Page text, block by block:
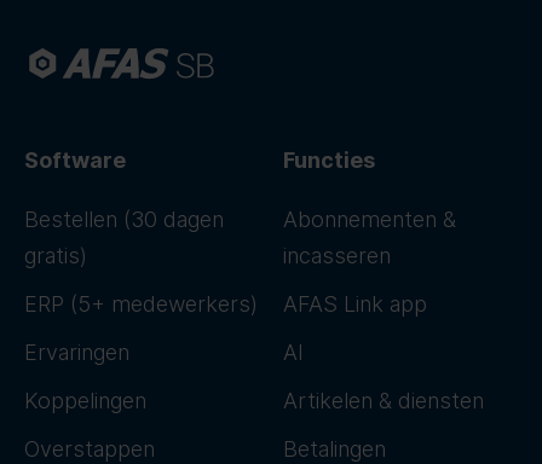
Software
Bestellen (30 dagen
gratis)
ERP (5+ medewerkers)
Ervaringen
Koppelingen
Overstappen
Functies
Abonnementen &
incasseren
AFAS Link app
AI
Artikelen & diensten
Betalingen